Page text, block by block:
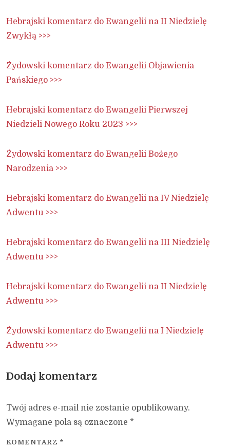
Hebrajski komentarz do Ewangelii na II Niedzielę
Zwykłą >>>
Żydowski komentarz do Ewangelii Objawienia
Pańskiego >>>
Hebrajski komentarz do Ewangelii Pierwszej
Niedzieli Nowego Roku 2023 >>>
Żydowski komentarz do Ewangelii Bożego
Narodzenia >>>
Hebrajski komentarz do Ewangelii na IV Niedzielę
Adwentu >>>
Hebrajski komentarz do Ewangelii na III Niedzielę
Adwentu >>>
Hebrajski komentarz do Ewangelii na II Niedzielę
Adwentu >>>
Żydowski komentarz do Ewangelii na I Niedzielę
Adwentu >>>
Dodaj komentarz
Twój adres e-mail nie zostanie opublikowany.
Wymagane pola są oznaczone *
KOMENTARZ *